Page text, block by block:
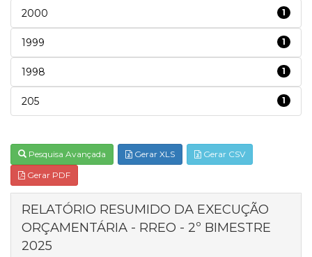
2000 1
1999 1
1998 1
205 1
Pesquisa Avançada Gerar XLS
Gerar CSV
Gerar PDF
RELATÓRIO RESUMIDO DA EXECUÇÃO
ORÇAMENTÁRIA - RREO - 2º BIMESTRE
2025